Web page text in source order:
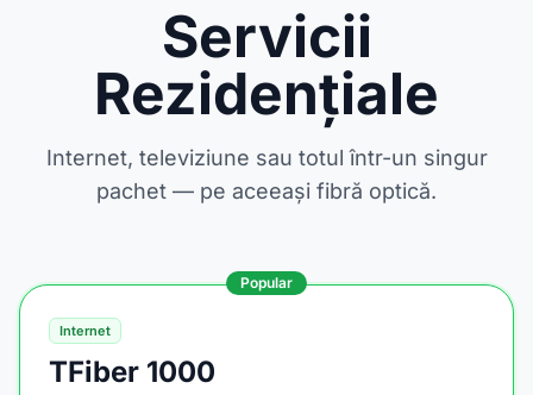
Servicii
Rezidențiale
Internet, televiziune sau totul într-un singur
pachet — pe aceeași fibră optică.
Popular
Internet
TFiber 1000